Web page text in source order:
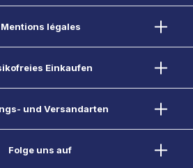
Mentions légales
Einkaufen
und Versandarten
Folge uns auf